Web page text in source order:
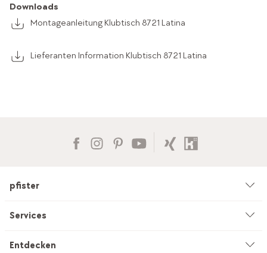
Downloads
Montageanleitung Klubtisch 8721 Latina
Lieferanten Information Klubtisch 8721 Latina
pfister
Unternehmen
Services
Beratung
Entdecken